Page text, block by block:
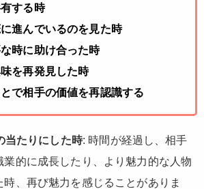
する時
進んでいるのを見た時
時に助け合った時
を再発見した時
で相手の価値を再認識する
当たりにした時: 時間が経過し、相手
業的に成長したり、より魅力的な人物
、再び魅力を感じることがありま